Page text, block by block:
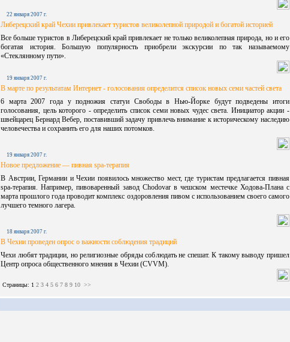
22 января 2007 г.
Либерецский край Чехии привлекает туристов великолепной природой и богатой историей
Все больше туристов в Либерецский край привлекает не только великолепная природа, но и его
богатая история. Большую популярность приобрели экскурсии по так называемому
«Стеклянному пути».
19 января 2007 г.
В марте по результатам Интернет - голосования определится список новых семи частей света
6 марта 2007 года у подножия статуи Свободы в Нью-Йорке будут подведены итоги
голосования, цель которого - определить список семи новых чудес света. Инициатор акции -
швейцарец Бернард Вебер, поставивший задачу привлечь внимание к историческому наследию
человечества и сохранить его для наших потомков.
19 января 2007 г.
Новое предложение — пивная spa-терапия
В Австрии, Германии и Чехии появилось множество мест, где туристам предлагается пивная
spa-терапия. Например, пивоваренный завод Chodovar в чешском местечке Ходова-Плана с
марта прошлого года проводит комплекс оздоровления пивом с использованием своего самого
лучшего темного лагера.
18 января 2007 г.
В Чехии проведен опрос о важности соблюдения традиций
Чехи любят традиции, но религиозные обряды соблюдать не спешат. К такому выводу пришел
Центр опроса общественного мнения в Чехии (CVVM).
Страницы: 1 2 3 4 5 6 7 8 9 10 >>